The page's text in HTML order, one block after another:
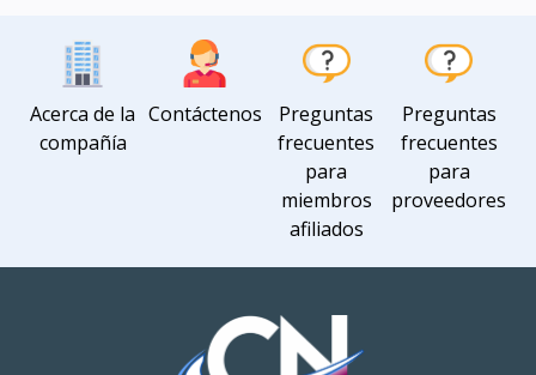
Acerca de la
compañía
Contáctenos
Preguntas
frecuentes
para
miembros
afiliados
Preguntas
frecuentes
para
proveedores